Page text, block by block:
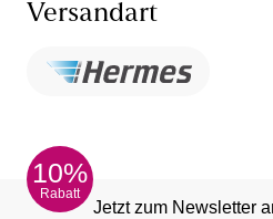
Versandart
10%
Rabatt
Jetzt zum Newsletter